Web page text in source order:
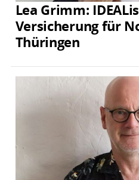
Lea Grimm:
Versicherung für
Thüringen